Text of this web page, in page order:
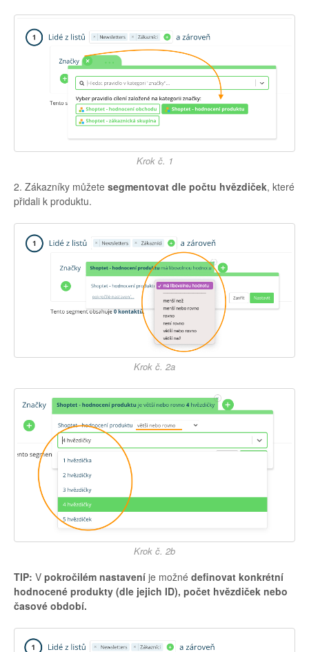
Krok č. 1
2. Zákazníky můžete segmentovat dle počtu hvězdiček, které
přidali k produktu.
Krok č. 2a
Krok č. 2b
TIP: V pokročilém nastavení je možné definovat konkrétní
hodnocené produkty (dle jejich ID), počet hvězdiček nebo
časové období.